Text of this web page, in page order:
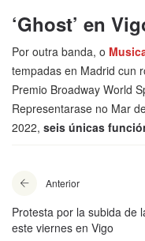
‘Ghost’ en
Por outra banda, o
tempadas en Madrid cun
Premio Broadway World
Representarase no Mar
2022, seis únicas
Anterior
Protesta por la subida de
este viernes en Vigo